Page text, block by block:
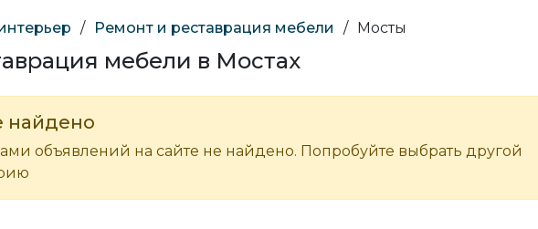
/ Ремонт и реставрация мебели / Мосты
мебели в Мостах
найдено
объявлений на сайте не найдено. Попробуйте выбрать другой